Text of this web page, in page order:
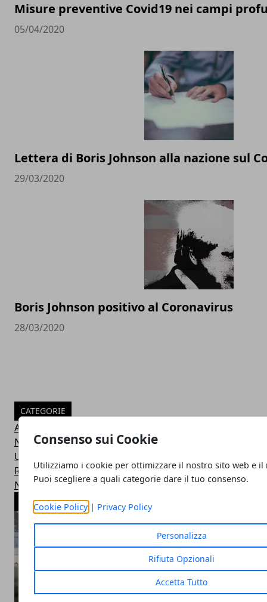
Consenso sui Cookie
Utilizziamo i cookie per ottimizzare il nostro sito web e il
Puoi scegliere a quali categorie dare il tuo consenso.
Cookie Policy| Privacy Policy
Personalizza
Rifiuta Opzionali
Accetta Tutto
Misure preventive Covid19 nei campi
05/04/2020
Lettera di Boris Johnson alla nazione sul
29/03/2020
Boris Johnson positivo al Coronavirus
28/03/2020
CATEGORIE
Articoli
Notizie Italia
Uncategorized
Recensioni servizi
News dal mondo
ARTICOLI POPOLARI